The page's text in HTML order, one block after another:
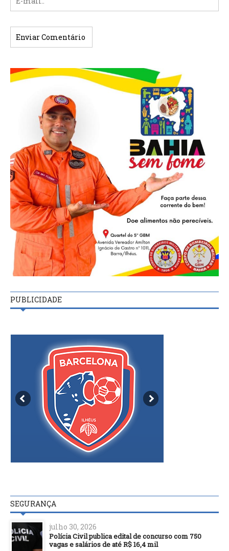
PUBLICIDADE
SEGURANÇA
julho 30, 2026
Polícia Civil publica edital de concurso com 750
vagas e salários de até R$ 16,4 mil